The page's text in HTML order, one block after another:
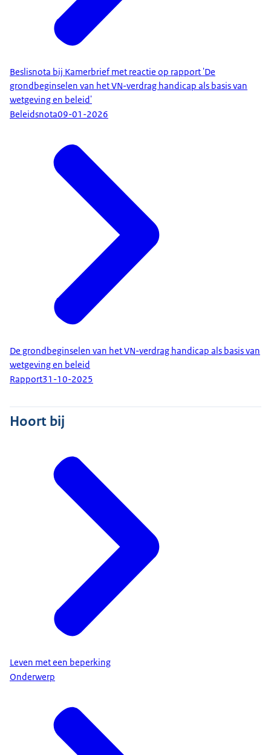
Beslisnota bij Kamerbrief met reactie op rapport 'De
grondbeginselen van het VN-verdrag handicap als basis van
wetgeving en beleid'
Beleidsnota09-01-2026
De grondbeginselen van het VN-verdrag handicap als basis van
wetgeving en beleid
Rapport31-10-2025
Hoort bij
Leven met een beperking
Onderwerp